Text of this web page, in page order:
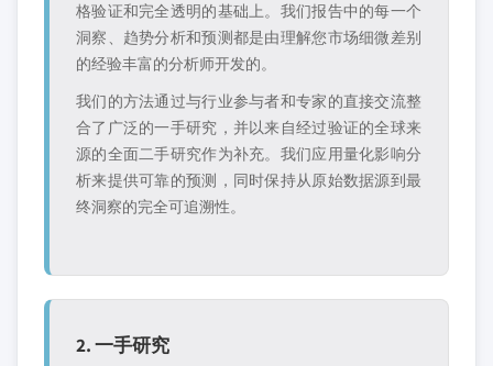
格验证和完全透明的基础上。我们报告中的每一个
洞察、趋势分析和预测都是由理解您市场细微差别
的经验丰富的分析师开发的。
我们的方法通过与行业参与者和专家的直接交流整
合了广泛的一手研究，并以来自经过验证的全球来
源的全面二手研究作为补充。我们应用量化影响分
析来提供可靠的预测，同时保持从原始数据源到最
终洞察的完全可追溯性。
2. 一手研究